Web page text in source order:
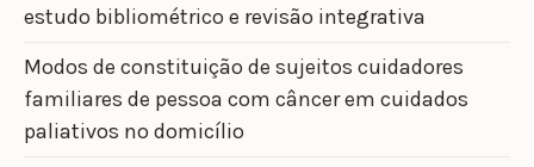
estudo bibliométrico e revisão integrativa
Modos de constituição de sujeitos cuidadores
familiares de pessoa com câncer em cuidados
paliativos no domicílio